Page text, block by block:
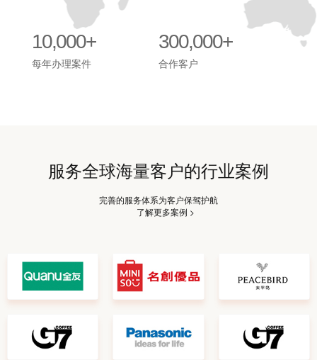
10,000+
每年办理案件
300,000+
合作客户
服务全球海量客户的行业案例
完善的服务体系为客户保驾护航
了解更多案例 >